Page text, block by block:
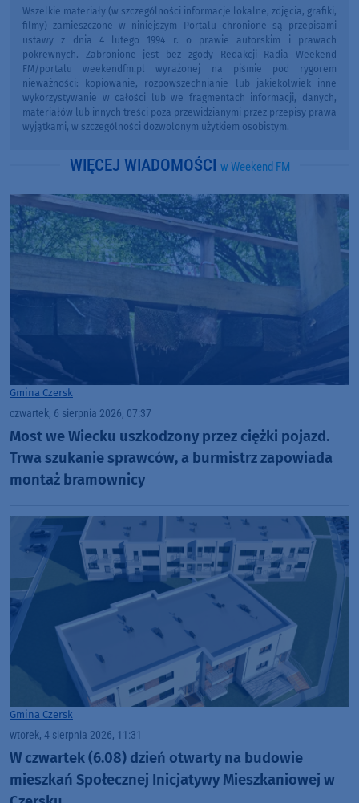
Wszelkie materiały (w szczególności informacje lokalne, zdjęcia, grafiki,
filmy) zamieszczone w niniejszym Portalu chronione są przepisami
ustawy z dnia 4 lutego 1994 r. o prawie autorskim i prawach
pokrewnych. Zabronione jest bez zgody Redakcji Radia Weekend
FM/portalu weekendfm.pl wyrażonej na piśmie pod rygorem
nieważności: kopiowanie, rozpowszechnianie lub jakiekolwiek inne
wykorzystywanie w całości lub we fragmentach informacji, danych,
materiałów lub innych treści poza przewidzianymi przez przepisy prawa
wyjątkami, w szczególności dozwolonym użytkiem osobistym.
WIĘCEJ WIADOMOŚCI w Weekend FM
Gmina Czersk
czwartek, 6 sierpnia 2026, 07:37
Most we Wiecku uszkodzony przez ciężki pojazd.
Trwa szukanie sprawców, a burmistrz zapowiada
montaż bramownicy
Gmina Czersk
wtorek, 4 sierpnia 2026, 11:31
W czwartek (6.08) dzień otwarty na budowie
mieszkań Społecznej Inicjatywy Mieszkaniowej w